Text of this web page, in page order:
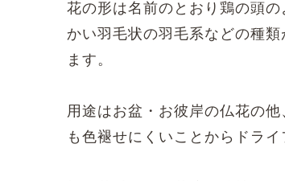
花の形は名前のとおり鶏の頭
かい羽毛状の羽毛系などの種
ます。
用途はお盆・お彼岸の仏花の
も色褪せにくいことからドラ